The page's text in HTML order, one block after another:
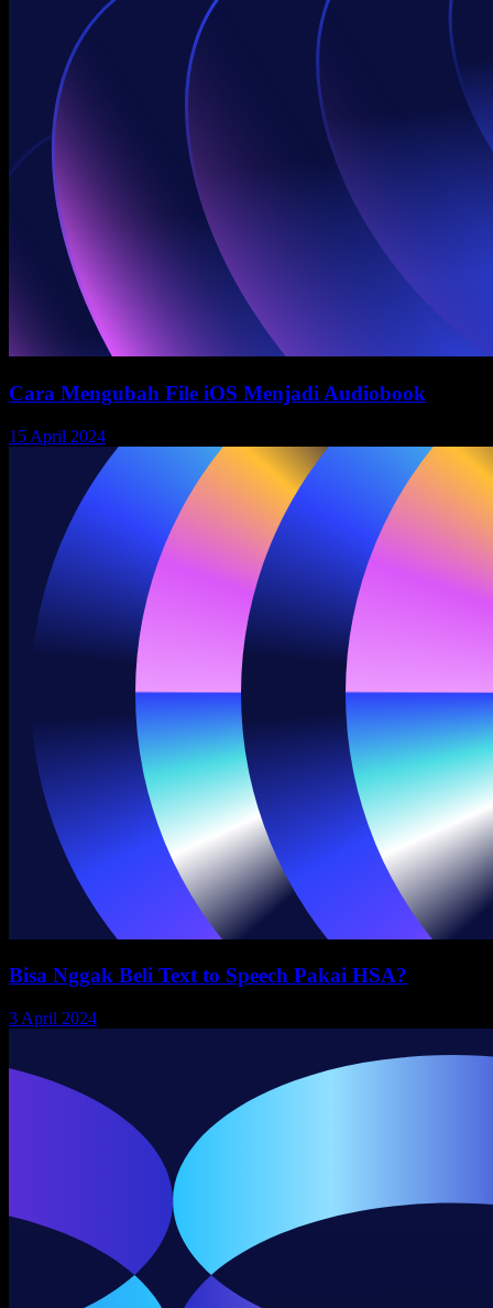
Cara Mengubah File iOS Menjadi Audiobook
15 April 2024
Bisa Nggak Beli Text to Speech Pakai HSA?
3 April 2024